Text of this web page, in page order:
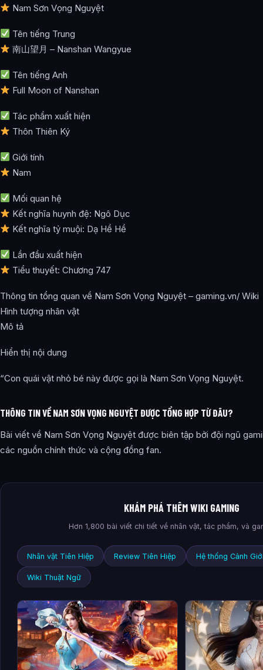
Nam Sơn Vọng Nguyệt
Tên tiếng Trung
南山望月 – Nanshan Wangyue
Tên tiếng Anh
Full Moon of Nanshan
Tác phẩm xuất hiện
Thôn Thiên Ký
Giới tính
Nam
Mối quan hệ
Kết nghĩa huynh đệ: Ngô Dục
Kết nghĩa tỷ muội: Dạ Hề Hề
Lần đầu xuất hiện
Tiểu thuyết: Chương 747
Thông tin tổng quan về Nam Sơn Vọng Nguyệt – gaming.vn/ Wiki
Hình tượng nhân vật
Mô tả
Hiển thị nội dung
“Con quái vật nhỏ bé này được gọi là Nam Sơn Vọng Nguyệt.
THÔNG TIN VỀ NAM SƠN VỌNG NGUYỆT ĐƯỢC TỔNG HỢP TỪ ĐÂU?
Bài viết về Nam Sơn Vọng Nguyệt được biên tập bởi đội ngũ
các nguồn chính thức và cộng đồng fan.
KHÁM PHÁ THÊM WIKI GAMING
Hơn 1,800 bài viết chi tiết về nhân vật, tác phẩm, và
Nhân vật Tiên Hiệp Review Tiên Hiệp Hệ thống Cảnh
Wiki Thuật Ngữ